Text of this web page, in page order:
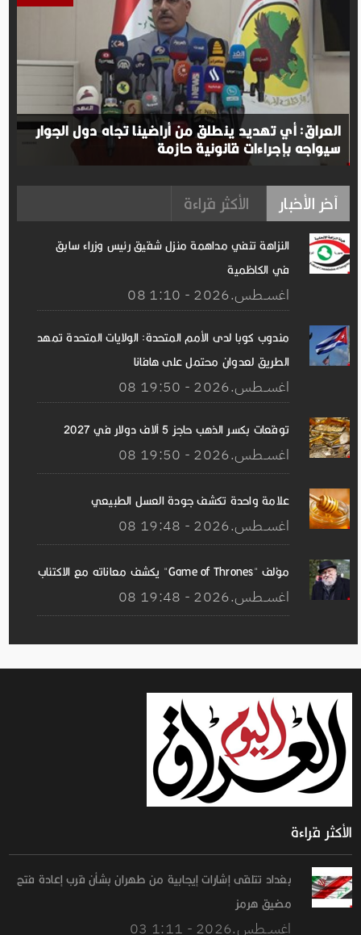
العراق: أي تهديد ينطلق من أراضينا تجاه دول الجوار
سيواجه بإجراءات قانونية حازمة
آخر الأخبار الأكثر قراءة
النزاهة تنفي مداهمة منزل شقيق رئيس وزراء سابق
في الكاظمية
08 اغســطس.2026 - 1:10
مندوب كوبا لدى الأمم المتحدة: الولايات المتحدة تمهد
الطريق لعدوان محتمل على هافانا
08 اغســطس.2026 - 19:50
توقعات بكسر الذهب حاجز 5 آلاف دولار في 2027
08 اغســطس.2026 - 19:50
علامة واحدة تكشف جودة العسل الطبيعي
08 اغســطس.2026 - 19:48
مؤلف "Game of Thrones" يكشف معاناته مع الاكتئاب
08 اغســطس.2026 - 19:48
الأكثر قراءة
بغداد تتلقى إشارات إيجابية من طهران بشأن قرب إعادة فتح
مضيق هرمز
03 اغســطس.2026 - 1:11